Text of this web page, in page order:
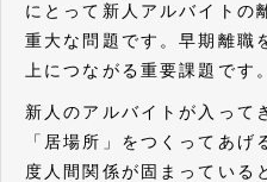
にとって新人アルバイトの
重大な問題です。早期離職
上につながる重要課題です。
新人のアルバイトが入って
「居場所」をつくってあ
度人間関係が固まっている